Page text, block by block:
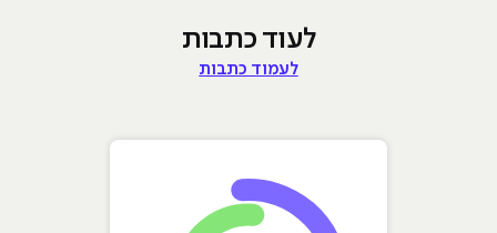
לעוד כתבות
לעמוד כתבות